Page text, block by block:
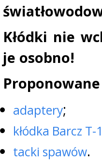
Kłódki nie
je osobno!
adaptery;
kłódka Barcz T-
tacki spawów.